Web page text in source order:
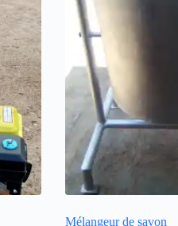
Mélangeur de savon